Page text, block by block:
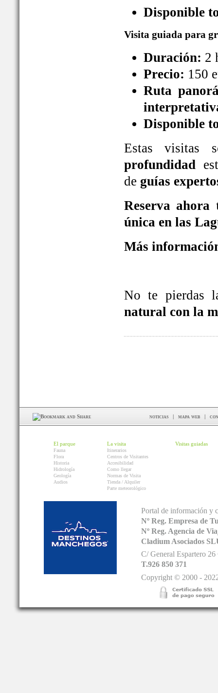
Disponible
Visita guiada para
Duración: 2
Precio: 150
Ruta
Disponible
Estas
profundidad
de guías
Reserva
única en las
Más
No te pierdas
natural con la
noticias mapa web
El parque
Fauna
Flora
Historia
Hidrología
Geología
Audios
La visita
Itinerarios
Centros de Visitantes
Accesibilidad
Como llegar
Normas de Visita
Tienda / Alquiler
Parte meteorológico
Visitas guiadas
Portal de información y
Nº Reg. Empresa de
Nº Reg. Agencia de
Cladium Asociados
C/ General Espartero
T.926 850 371
Copyright © 2000 -